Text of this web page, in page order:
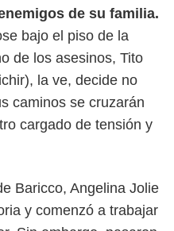
de su familia.
bajo el piso de la
de los asesinos, Tito
la ve, decide no
caminos se cruzarán
cargado de tensión y
Baricco, Angelina Jolie
y comenzó a trabajar